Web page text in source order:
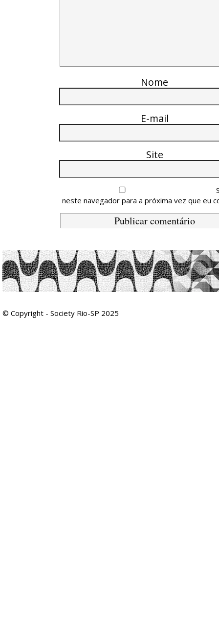
Nome
E-mail
Site
neste navegador para a próxima vez que eu
© Copyright - Society Rio-SP 2025